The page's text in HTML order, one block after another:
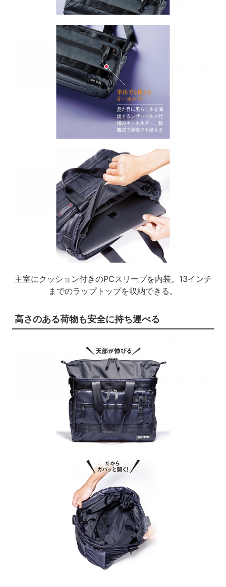
主室にクッション付きのPCスリーブを内装。13インチ
までのラップトップを収納できる。
高さのある荷物も安全に持ち運べる